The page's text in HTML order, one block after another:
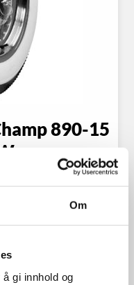
Om
gi innhold og
890-15